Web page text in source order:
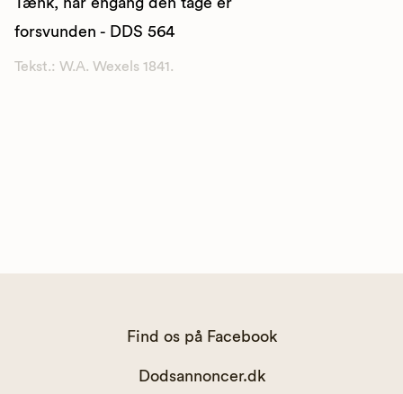
forsvunden - DDS 564
Tekst.: W.A. Wexels 1841.
Find os på Facebook
Dodsannoncer.dk